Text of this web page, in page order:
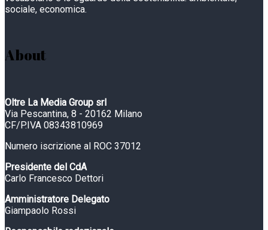
sociale, economica.
About
Oltre La Media Group srl
Via Pescantina, 8 - 20162 Milano
CF/P.IVA 08343810969
Numero iscrizione al ROC 37012
Presidente del CdA
Carlo Francesco Dettori
Amministratore Delegato
Giampaolo Rossi